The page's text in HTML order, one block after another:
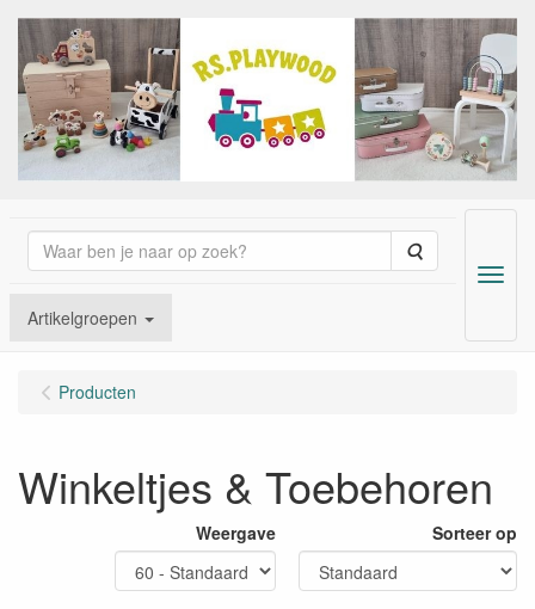
Zoeken
Artikelgroepen
Menu
Producten
Winkeltjes & Toebehoren
Weergave Sorteer op